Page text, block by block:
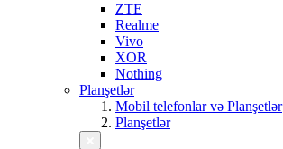
ZTE
Realme
Vivo
XOR
Nothing
Planşetlər
Mobil telefonlar və Planşetlər
Planşetlər